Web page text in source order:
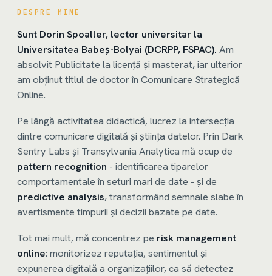
DESPRE MINE
Sunt Dorin Spoaller, lector universitar la
Universitatea Babeș-Bolyai (DCRPP, FSPAC). Am
absolvit Publicitate la licență și masterat, iar ulterior
am obținut titlul de doctor în Comunicare Strategică
Online.
Pe lângă activitatea didactică, lucrez la intersecția
dintre comunicare digitală și știința datelor. Prin Dark
Sentry Labs și Transylvania Analytica mă ocup de
pattern recognition - identificarea tiparelor
comportamentale în seturi mari de date - și de
predictive analysis, transformând semnale slabe în
avertismente timpurii și decizii bazate pe date.
Tot mai mult, mă concentrez pe risk management
online: monitorizez reputația, sentimentul și
expunerea digitală a organizațiilor, ca să detectez